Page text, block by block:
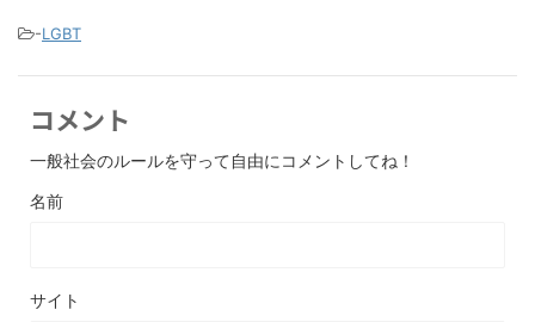
-LGBT
コメント
一般社会のルールを守って自由にコメントしてね！
名前
サイト